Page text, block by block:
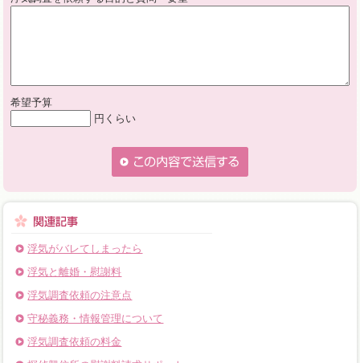
希望予算
円くらい
浮気がバレてしまったら
浮気と離婚・慰謝料
浮気調査依頼の注意点
守秘義務・情報管理について
浮気調査依頼の料金